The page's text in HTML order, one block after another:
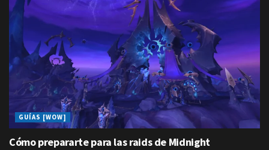
GUÍAS [WOW]
Cómo prepararte para las raids de Midnight